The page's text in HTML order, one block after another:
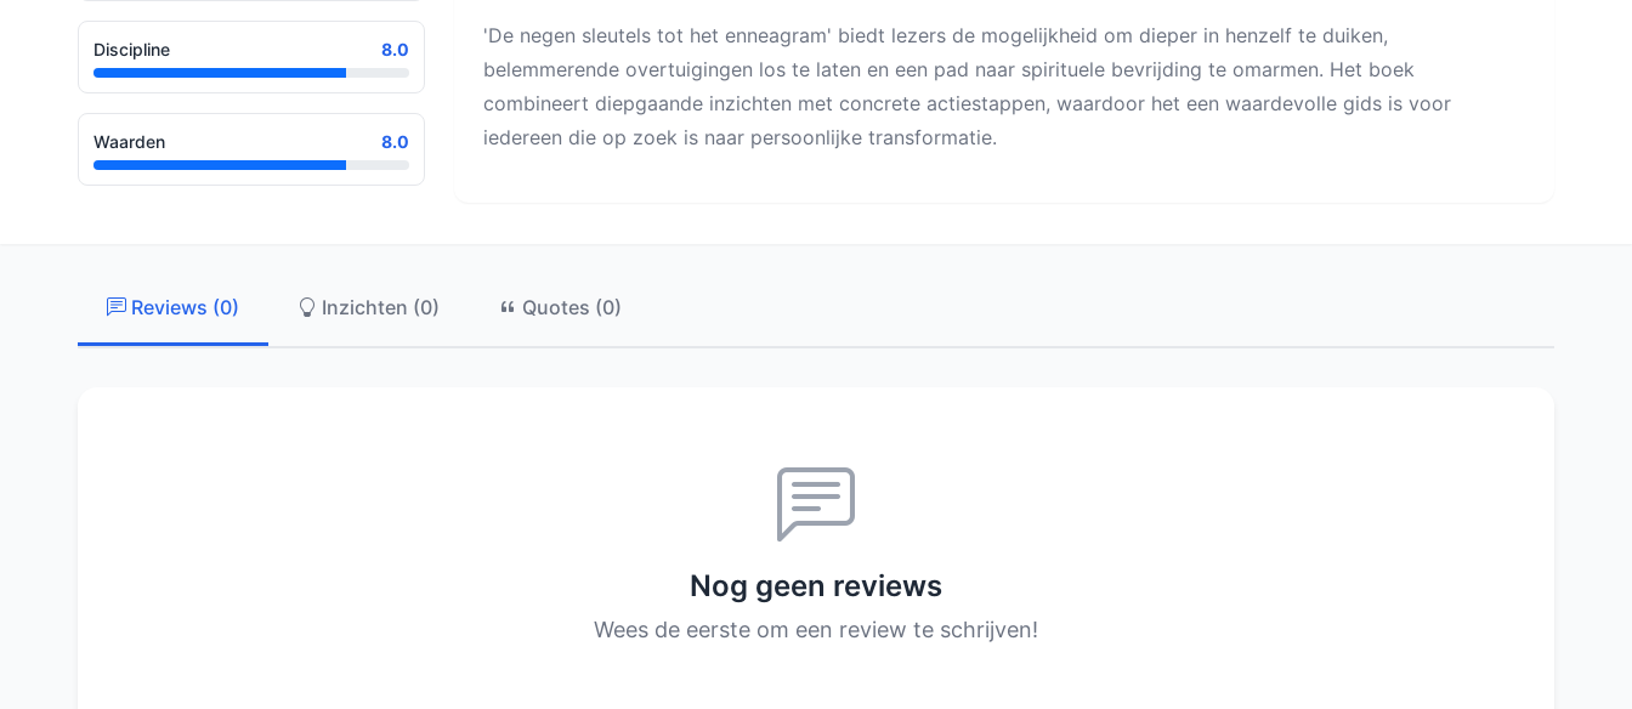
Discipline 8.0
Waarden 8.0
'De negen sleutels tot het enneagram' biedt lezers de mogelijkheid om dieper in henzelf te duiken,
belemmerende overtuigingen los te laten en een pad naar spirituele bevrijding te omarmen. Het boek
combineert diepgaande inzichten met concrete actiestappen, waardoor het een waardevolle gids is voor
iedereen die op zoek is naar persoonlijke transformatie.
Reviews (0) Inzichten (0) Quotes (0)
Nog geen reviews
Wees de eerste om een review te schrijven!